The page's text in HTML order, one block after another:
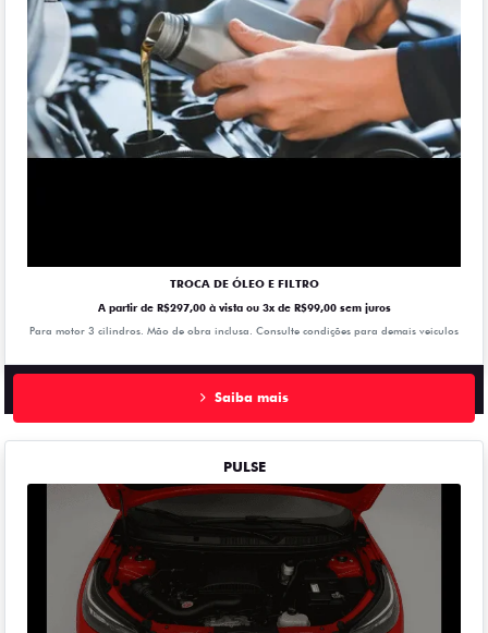
TROCA DE ÓLEO E FILTRO
A partir de R$297,00 à vista ou 3x de R$99,00 sem juros
Para motor 3 cilindros. Mão de obra inclusa. Consulte condições para demais veiculos
Saiba mais
PULSE